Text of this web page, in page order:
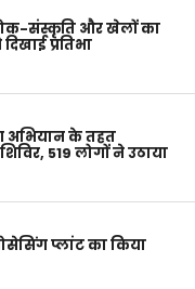
संस्कृति और खेलों का
प्रतिभा
अभियान के तहत
519 लोगों ने उठाया
प्लांट का किया